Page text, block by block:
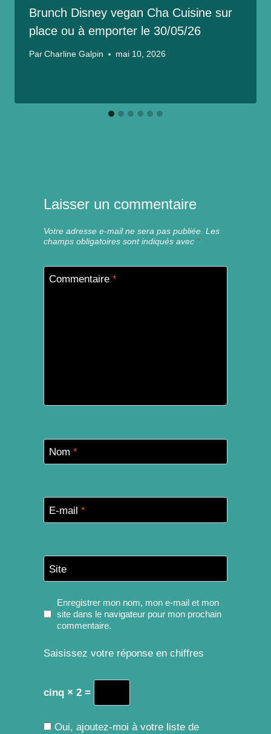
Brunch Disney vegan Cha Cuisine sur
place ou à emporter le 30/05/26
Par Charline Galpin mai 10, 2026
Laisser un commentaire
Votre adresse e-mail ne sera pas publiée. Les
champs obligatoires sont indiqués avec *
Commentaire *
Nom *
E-mail *
Site
Enregistrer mon nom, mon e-mail et mon
site dans le navigateur pour mon prochain
commentaire.
Saisissez votre réponse en chiffres
cinq × 2 =
Oui, ajoutez-moi à votre liste de